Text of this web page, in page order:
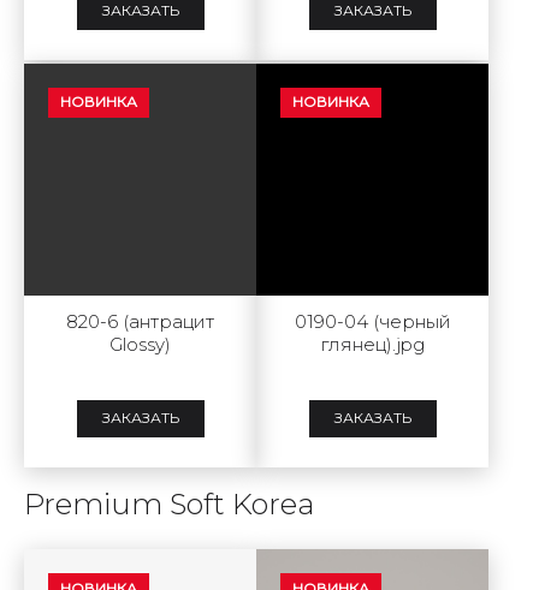
ЗАКАЗАТЬ ЗАКАЗАТЬ
НОВИНКА
820-6 (антрацит
Glossy)
ЗАКАЗАТЬ
НОВИНКА
0190-04 (черный
глянец).jpg
ЗАКАЗАТЬ
Premium Soft Korea